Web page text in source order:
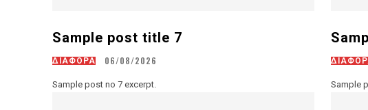
Sample post title 7
ΔΙΑΦΟΡΑ 06/08/2026
Sample post no 7 excerpt. Sample